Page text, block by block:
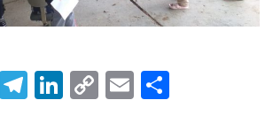
WhatsApp
Telegram
LinkedIn
CopyEmail